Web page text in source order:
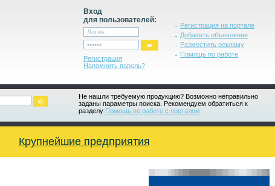
Вход
для пользователей:
Регистрация
Напомнить пароль?
Регистрация на портале
Добавить объявление
Разместить рекламу
Помощь по работе
Не нашли требуемую продукцию? Возможно неправильно
заданы параметры поиска. Рекомендуем обратиться к
разделу Помощь по работе с порталом
Крупнейшие предприятия